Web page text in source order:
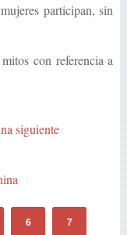
participan, sin
con referencia a
siguiente
6 7